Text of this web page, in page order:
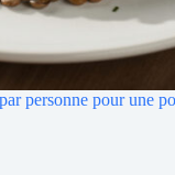
personne pour une